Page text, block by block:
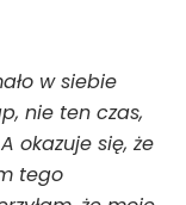
w siebie
nie ten czas,
okazuje się, że
tego